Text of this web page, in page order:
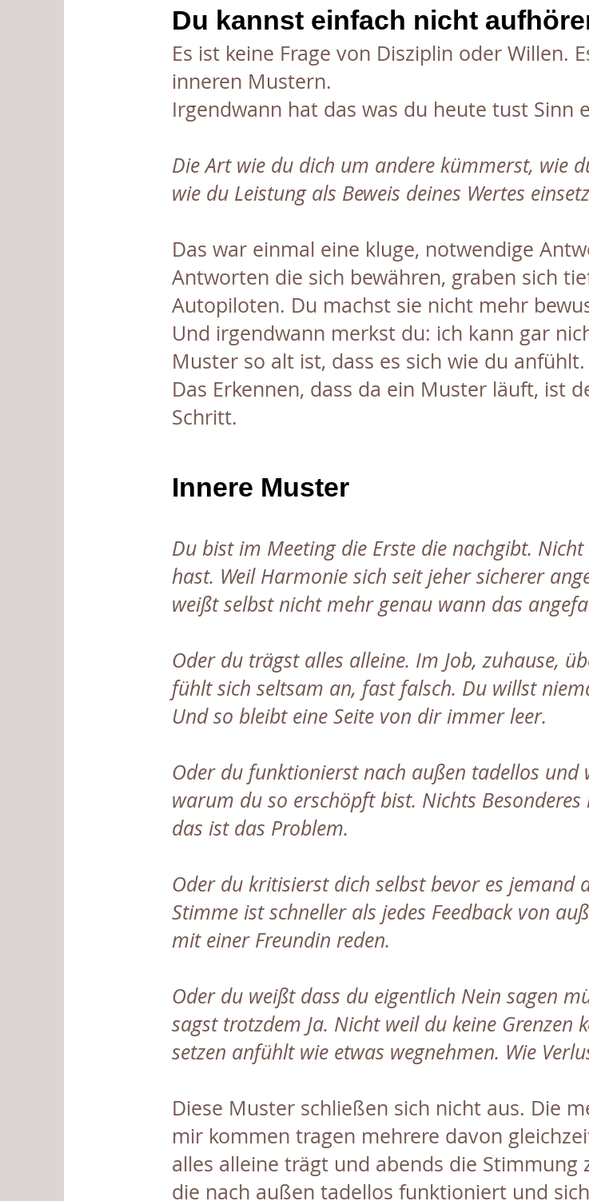
Du kannst einfach nicht
Es ist keine Frage von Disziplin oder Willen.
inneren Mustern.
Irgendwann hat das was du heute tust Sinn
Die Art wie du dich um andere kümmerst, wie
wie du Leistung als Beweis deines Wertes
Das war einmal eine kluge, notwendige
Antworten die sich bewähren, graben sich
Autopiloten. Du machst sie nicht mehr
Und irgendwann merkst du: ich kann gar
Muster so alt ist, dass es sich wie du anfühlt.
Das Erkennen, dass da ein Muster läuft, ist
Schritt.
Innere Muster
Du bist im Meeting die Erste die nachgibt.
hast. Weil Harmonie sich seit jeher sicherer
weißt selbst nicht mehr genau wann das
Oder du trägst alles alleine. Im Job, zuhause,
fühlt sich seltsam an, fast falsch. Du willst
Und so bleibt eine Seite von dir immer leer.
Oder du funktionierst nach außen tadellos und
warum du so erschöpft bist. Nichts
das ist das Problem.
Oder du kritisierst dich selbst bevor es jemand
Stimme ist schneller als jedes Feedback von
mit einer Freundin reden.
Oder du weißt dass du eigentlich Nein sagen
sagst trotzdem Ja. Nicht weil du keine Grenzen
setzen anfühlt wie etwas wegnehmen. Wie
Diese Muster schließen sich nicht aus. Die
mir kommen tragen mehrere davon
alles alleine trägt und abends die Stimmung
die nach außen tadellos funktioniert und